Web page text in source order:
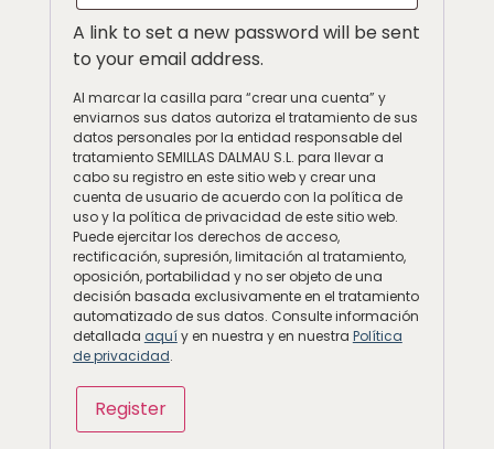
A link to set a new password will be sent
to your email address.
Al marcar la casilla para “crear una cuenta” y
enviarnos sus datos autoriza el tratamiento de sus
datos personales por la entidad responsable del
tratamiento SEMILLAS DALMAU S.L. para llevar a
cabo su registro en este sitio web y crear una
cuenta de usuario de acuerdo con la política de
uso y la política de privacidad de este sitio web.
Puede ejercitar los derechos de acceso,
rectificación, supresión, limitación al tratamiento,
oposición, portabilidad y no ser objeto de una
decisión basada exclusivamente en el tratamiento
automatizado de sus datos. Consulte información
detallada aquíy en nuestra y en nuestra Política
de privacidad.
Register